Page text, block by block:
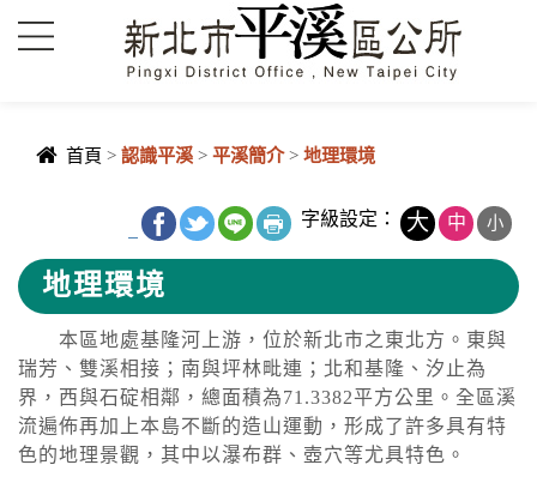
首頁 > 認識平溪 > 平溪簡介> 地理環境
字級設定： 大 中 小
地理環境
本區地處基隆河上游，位於新北市之東北方。東與
瑞芳、雙溪相接；南與坪林毗連；北和基隆、汐止為
界，西與石碇相鄰，總面積為71.3382平方公里。全區溪
流遍佈再加上本島不斷的造山運動，形成了許多具有特
色的地理景觀，其中以瀑布群、壺穴等尤具特色。